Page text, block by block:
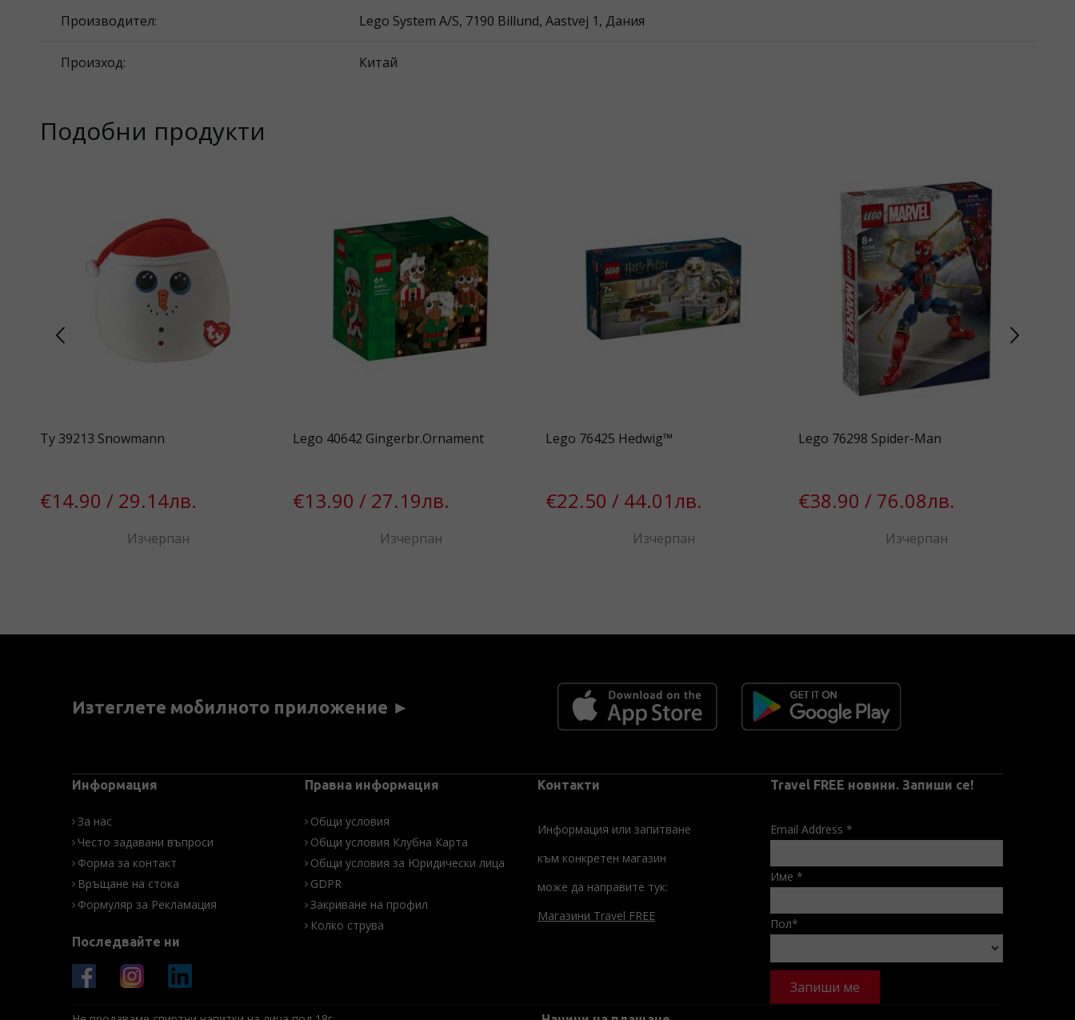
Производител: Lego System A/S, 7190 Billund, Aastvej 1, Дания
Произход: Китай
Подобни продукти
Ty 39213 Snowmann
€14.90 / 29.14лв.
Изчерпан
Lego 40642 Gingerbr.Ornament
€13.90 / 27.19лв.
Изчерпан
Lego 76425 Hedwig™
€22.50 / 44.01лв.
Изчерпан
Lego 76298 Spider-Man
€38.90 / 76.08лв.
Изчерпан
Изтеглете мобилното приложение ►
Информация
За нас
Често задавани въпроси
Форма за контакт
Връщане на стока
Формуляр за Рекламация
Последвайте ни
Правна информация
Общи условия
Общи условия Клубна Карта
Общи условия за Юридически лица
GDPR
Закриване на профил
Колко струва
Контакти
Информация или запитване
към конкретен магазин
може да направите тук:
Магазини Travel FREE
Travel FREE новини. Запиши се!
Email Address *
Име *
Пол*